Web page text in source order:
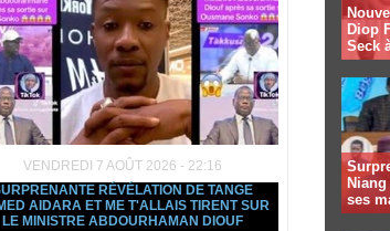
VENDREDI 7 AOÛT 2026 - 22:16
RÉVÉLATION DE TANGE
AIDARA ET ME T'ALLAIS TIRENT SUR
LE MINISTRE ABDOURHAMAN DIOUF
Diop
Seck
ses